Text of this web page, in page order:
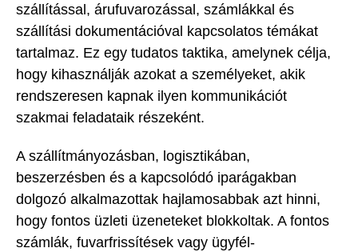
szállítással, árufuvarozással, számlákkal és
szállítási dokumentációval kapcsolatos témákat
tartalmaz. Ez egy tudatos taktika, amelynek célja,
hogy kihasználják azokat a személyeket, akik
rendszeresen kapnak ilyen kommunikációt
szakmai feladataik részeként.
A szállítmányozásban, logisztikában,
beszerzésben és a kapcsolódó iparágakban
dolgozó alkalmazottak hajlamosabbak azt hinni,
hogy fontos üzleti üzeneteket blokkoltak. A fontos
számlák, fuvarfrissítések vagy ügyfél-